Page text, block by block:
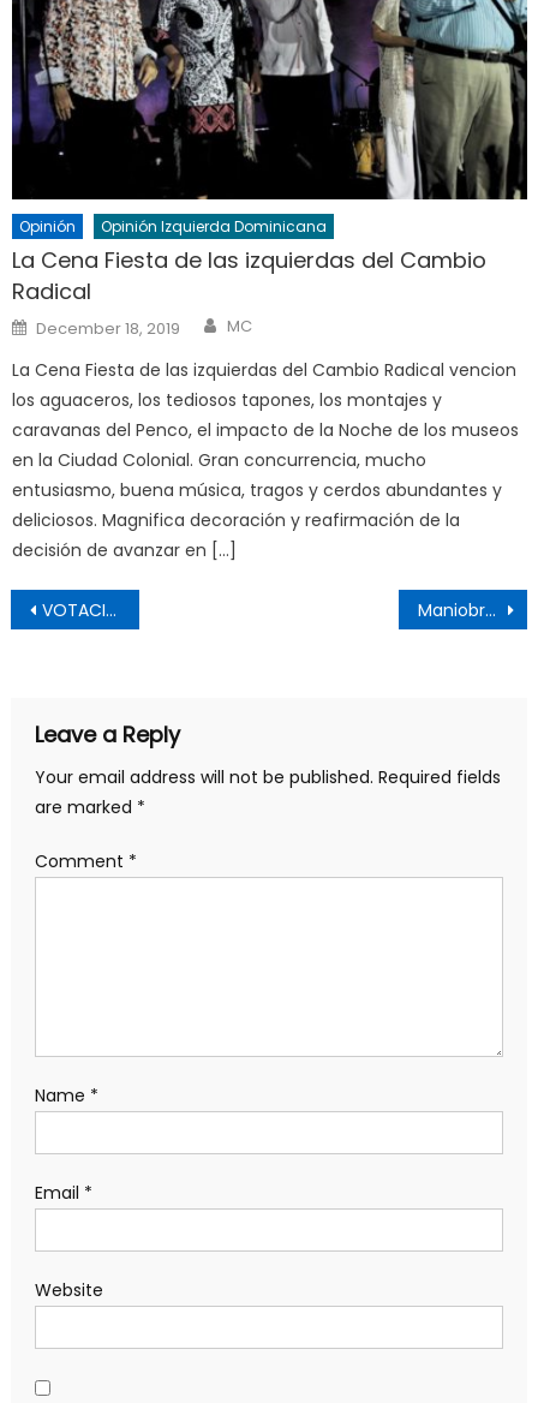
Opinión Opinión Izquierda Dominicana
La Cena Fiesta de las izquierdas del Cambio
Radical
Posted
on
December 18, 2019 Author
MC
La Cena Fiesta de las izquierdas del Cambio Radical vencion
los aguaceros, los tediosos tapones, los montajes y
caravanas del Penco, el impacto de la Noche de los museos
en la Ciudad Colonial. Gran concurrencia, mucho
entusiasmo, buena música, tragos y cerdos abundantes y
deliciosos. Magnifica decoración y reafirmación de la
decisión de avanzar en […]
Post
navigation
VOTACIONES: UN SISTEMA MALVADO Y UN PUEBLO SABIO Maniobras militares en tiempos de coronavirus
Leave a Reply
Your email address will not be published. Required fields
are marked *
Comment *
Name *
Email *
Website